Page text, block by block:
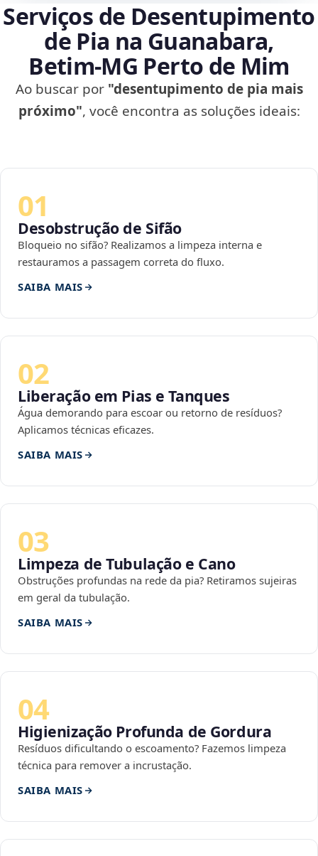
Serviços de Desentupimento
de Pia na Guanabara,
Betim‑MG Perto de Mim
Ao buscar por "desentupimento de pia mais
próximo", você encontra as soluções ideais:
01
Desobstrução de Sifão
Bloqueio no sifão? Realizamos a limpeza interna e
restauramos a passagem correta do fluxo.
SAIBA MAIS
02
Liberação em Pias e Tanques
Água demorando para escoar ou retorno de resíduos?
Aplicamos técnicas eficazes.
SAIBA MAIS
03
Limpeza de Tubulação e Cano
Obstruções profundas na rede da pia? Retiramos sujeiras
em geral da tubulação.
SAIBA MAIS
04
Higienização Profunda de Gordura
Resíduos dificultando o escoamento? Fazemos limpeza
técnica para remover a incrustação.
SAIBA MAIS